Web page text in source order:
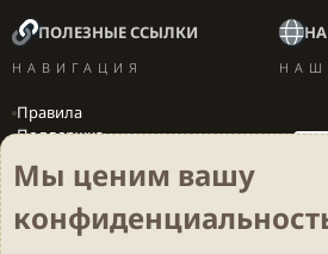
ПОЛЕЗНЫЕ ССЫЛКИ
НАВИГАЦИЯ
Правила
Поддержка
Локализация игр
Мы ценим вашу